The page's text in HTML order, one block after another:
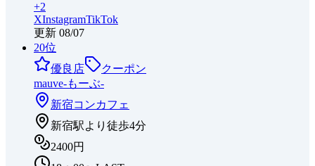
+2
XInstagramTikTok
更新 08/07
20位
優良店
クーポン
mauve-もーぶ-
新宿コンカフェ
新宿駅より徒歩4分
2400円